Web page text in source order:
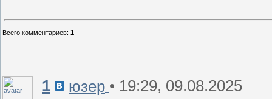
Всего комментариев: 1
1 юзер • 19:29, 09.08.2025